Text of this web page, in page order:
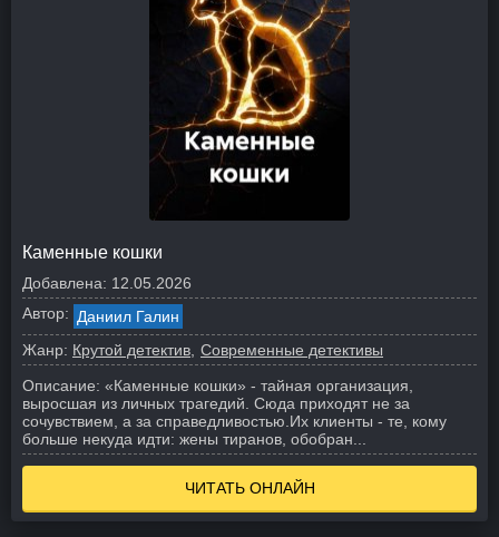
Каменные кошки
Добавлена: 12.05.2026
Автор: Даниил Галин
Жанр: Крутой детектив Современные детективы
Описание: «Каменные кошки» - тайная организация,
выросшая из личных трагедий. Сюда приходят не за
сочувствием, а за справедливостью. Их клиенты - те, кому
больше некуда идти: жены тиранов, обобран...
ЧИТАТЬ ОНЛАЙН